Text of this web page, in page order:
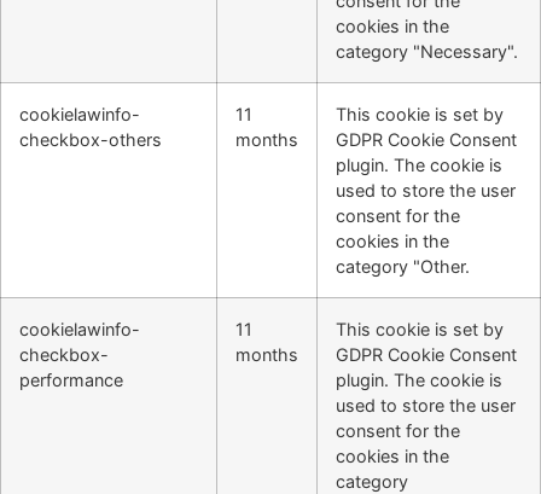
cookies in the
category "Necessary".
cookielawinfo-
checkbox-others
11
months
This cookie is set by
GDPR Cookie Consent
plugin. The cookie is
used to store the user
consent for the
cookies in the
category "Other.
cookielawinfo-
checkbox-
performance
11
months
This cookie is set by
GDPR Cookie Consent
plugin. The cookie is
used to store the user
consent for the
cookies in the
category